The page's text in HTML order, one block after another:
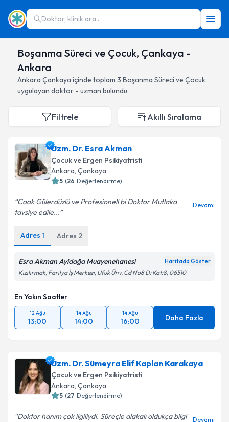
Doktor, klinik ara...
Boşanma Süreci ve Çocuk, Çankaya -
Ankara
Ankara Çankaya içinde toplam 3 Boşanma Süreci ve Çocuk
uygulayan doktor - uzman bulundu
Filtrele Akıllı Sıralama
Uzm. Dr. Esra Akman
Çocuk ve Ergen Psikiyatristi
Ankara, Çankaya
5 (26 Değerlendirme)
Cook Gülerdüzlü ve Profesionell bi Doktor Mutlaka
tavsiye edile...
Devamı
Adres 1 Adres 2
Esra Akman Ayidağa Muayenehanesi Haritada Göster
Kızılırmak, Farilya İş Merkezi, Ufuk Ünv. Cd No8 D: Kat:8, 06510
En Yakın Saatler
12 Ağu
13:00
14 Ağu
14:00
14 Ağu
16:00 Daha Fazla
Uzm. Dr. Sümeyra Elif Kaplan Karakaya
Çocuk ve Ergen Psikiyatristi
Ankara, Çankaya
5 (27 Değerlendirme)
Doktor hanım çok ilgiliydi. Süreçle alakalı oldukça bilgi
Devamı